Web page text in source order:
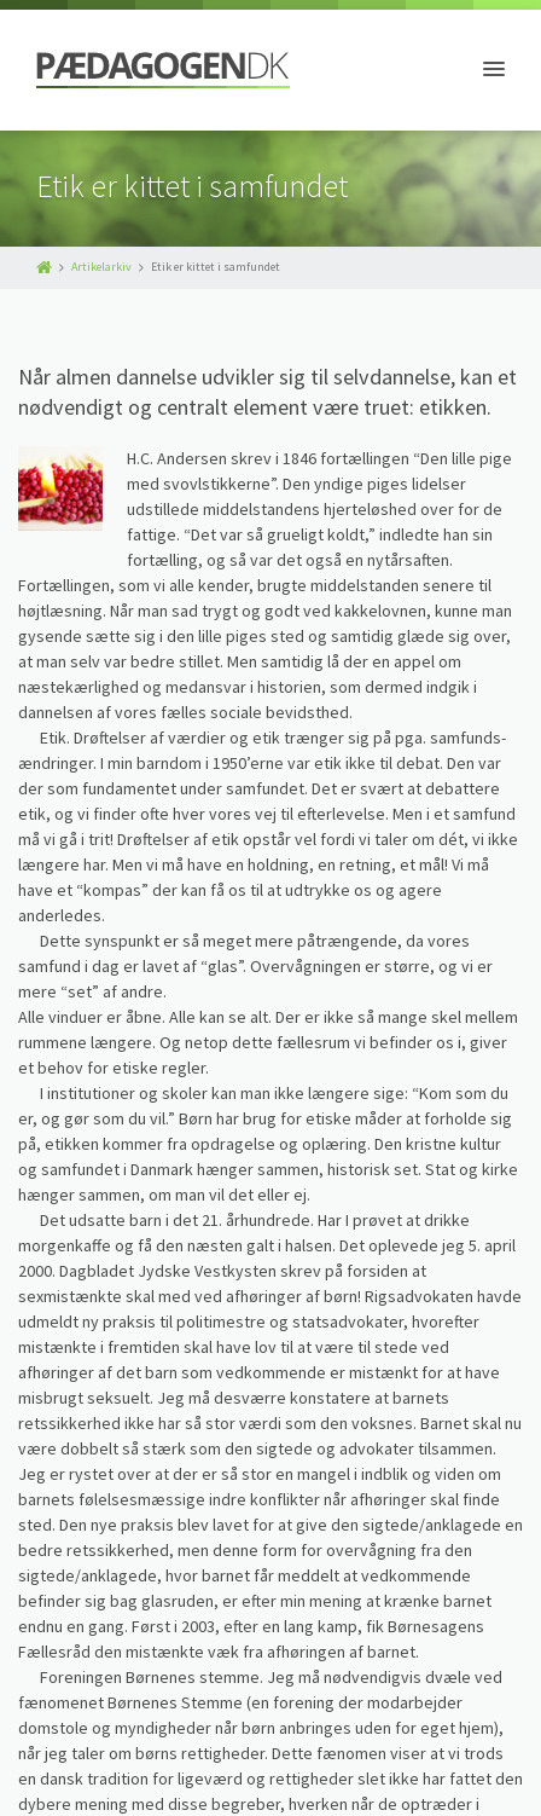
Etik er kittet i samfundet
Artikelarkiv Etik er kittet i samfundet
Når almen dannelse udvikler sig til selvdannelse, kan et
nødvendigt og centralt element være truet: etikken.
H.C. Andersen skrev i 1846 fortællingen “Den lille pige
med svovlstikkerne”. Den yndige piges lidelser
udstillede middelstandens hjerteløshed over for de
fattige. “Det var så grueligt koldt,” indledte han sin
fortælling, og så var det også en nytårsaften.
Fortællingen, som vi alle kender, brugte middelstanden senere til
højtlæsning. Når man sad trygt og godt ved kakkelovnen, kunne man
gysende sætte sig i den lille piges sted og samtidig glæde sig over,
at man selv var bedre stillet. Men samtidig lå der en appel om
næstekærlighed og medansvar i historien, som dermed indgik i
dannelsen af vores fælles sociale bevidsthed.
Etik. Drøftelser af værdier og etik trænger sig på pga. samfunds-
ændringer. I min barndom i 1950’erne var etik ikke til debat. Den var
der som fundamentet under samfundet. Det er svært at debattere
etik, og vi finder ofte hver vores vej til efterlevelse. Men i et samfund
må vi gå i trit! Drøftelser af etik opstår vel fordi vi taler om dét, vi ikke
længere har. Men vi må have en holdning, en retning, et mål! Vi må
have et “kompas” der kan få os til at udtrykke os og agere
anderledes.
Dette synspunkt er så meget mere påtrængende, da vores
samfund i dag er lavet af “glas”. Overvågningen er større, og vi er
mere “set” af andre.
Alle vinduer er åbne. Alle kan se alt. Der er ikke så mange skel mellem
rummene længere. Og netop dette fællesrum vi befinder os i, giver
et behov for etiske regler.
I institutioner og skoler kan man ikke længere sige: “Kom som du
er, og gør som du vil.” Børn har brug for etiske måder at forholde sig
på, etikken kommer fra opdragelse og oplæring. Den kristne kultur
og samfundet i Danmark hænger sammen, historisk set. Stat og kirke
hænger sammen, om man vil det eller ej.
Det udsatte barn i det 21. århundrede. Har I prøvet at drikke
morgenkaffe og få den næsten galt i halsen. Det oplevede jeg 5. april
2000. Dagbladet Jydske Vestkysten skrev på forsiden at
sexmistænkte skal med ved afhøringer af børn! Rigsadvokaten havde
udmeldt ny praksis til politimestre og statsadvokater, hvorefter
mistænkte i fremtiden skal have lov til at være til stede ved
afhøringer af det barn som vedkommende er mistænkt for at have
misbrugt seksuelt. Jeg må desværre konstatere at barnets
retssikkerhed ikke har så stor værdi som den voksnes. Barnet skal nu
være dobbelt så stærk som den sigtede og advokater tilsammen.
Jeg er rystet over at der er så stor en mangel i indblik og viden om
barnets følelsesmæssige indre konflikter når afhøringer skal finde
sted. Den nye praksis blev lavet for at give den sigtede/anklagede en
bedre retssikkerhed, men denne form for overvågning fra den
sigtede/anklagede, hvor barnet får meddelt at vedkommende
befinder sig bag glasruden, er efter min mening at krænke barnet
endnu en gang. Først i 2003, efter en lang kamp, fik Børnesagens
Fællesråd den mistænkte væk fra afhøringen af barnet.
Foreningen Børnenes stemme. Jeg må nødvendigvis dvæle ved
fænomenet Børnenes Stemme (en forening der modarbejder
domstole og myndigheder når børn anbringes uden for eget hjem),
når jeg taler om børns rettigheder. Dette fænomen viser at vi trods
en dansk tradition for ligeværd og rettigheder slet ikke har fattet den
dybere mening med disse begreber, hverken når de optræder i